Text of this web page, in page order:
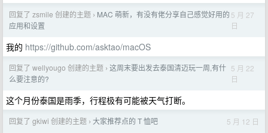
回复了 zsmile 创建的主题 › MAC 萌新，有没有佬分享自己感觉好用的
应用和设置
5 月 27
日
我的 https://github.com/asktao/macOS
回复了 wellyougo 创建的主题 › 这周末要出发去泰国清迈玩一周,有什
么要注意的?
5 月 22
日
这个月份泰国是雨季，行程极有可能被天气打断。
回复了 gkiwi 创建的主题 › 大家推荐点的 T 恤吧 5 月 12 日